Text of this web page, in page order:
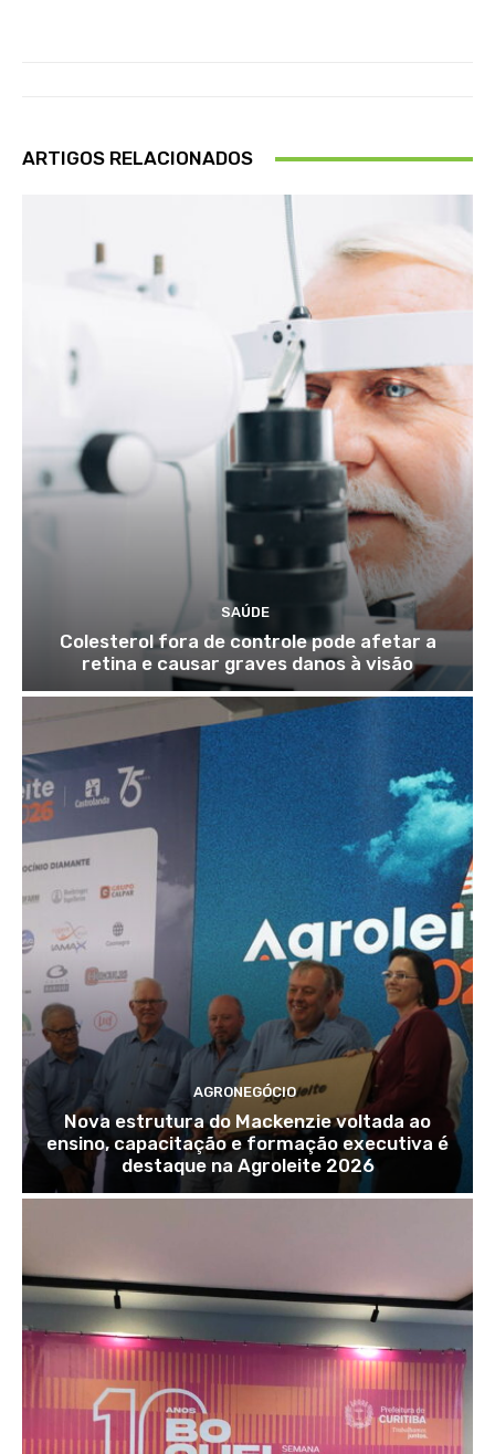
ARTIGOS RELACIONADOS
SAÚDE
Colesterol fora de controle pode afetar a
retina e causar graves danos à visão
AGRONEGÓCIO
Nova estrutura do Mackenzie voltada ao
ensino, capacitação e formação executiva é
destaque na Agroleite 2026